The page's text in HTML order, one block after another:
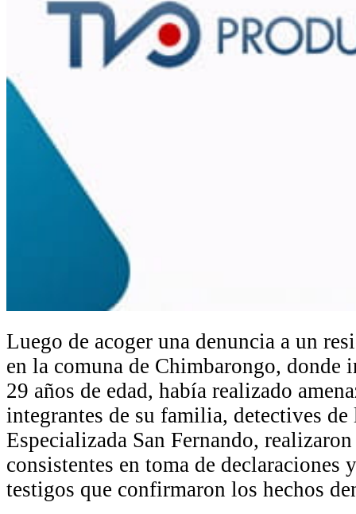
Luego de acoger una denuncia a un
en la comuna de Chimbarongo, donde
29 años de edad, había realizado
integrantes de su familia, detectives
Especializada San Fernando,
consistentes en toma de declaraciones
testigos que confirmaron los hechos